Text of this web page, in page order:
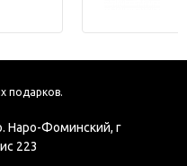
подарков.
Наро-Фоминский, г
223